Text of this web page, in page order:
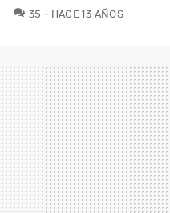
35 COMENTARIOS
HACE 13 AÑOS